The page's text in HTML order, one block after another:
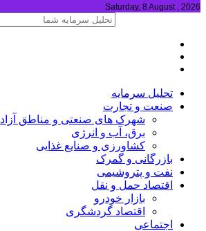
Saturday, 8 August , 2026
تحلیل‌ سرمایه
صنعت و تجارت
شهرک های صنعتی و مناطق آزاد
برق، آب و انرژی
کشاورزی و صنایع غذایی
بازرگانی و گمرک
نفت و پتروشیمی
اقتصاد حمل و نقل
بازار خودرو
اقتصاد گردشگری
اجتماعی